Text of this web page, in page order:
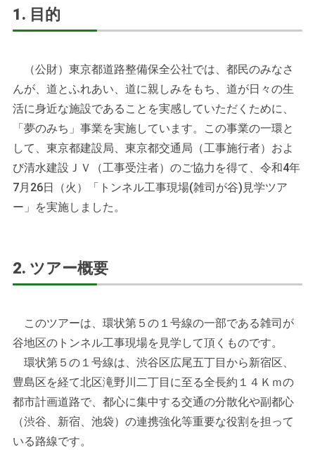
1. 目的
（公財）東京都道路整備保全公社では、都民のみなさ
んが、道とふれあい、道に親しみをもち、道が日々の生
活に身近な施設であることを実感していただくために、
「夢のみち」事業を実施しています。この事業の一環と
して、東京都建設局、東京都交通局（工事施行者）およ
び清水建設ＪＶ（工事受注者）のご協力を得て、令和4年
7月26日（火）「トンネル工事現場(雑司が谷)見学ツア
ー」を実施しました。
2. ツアー概要
このツアーは、環状第５の１号線の一部である雑司が
谷地区のトンネル工事現場を見学して頂くものです。
環状第５の１号線は、渋谷区広尾五丁目から新宿区、
豊島区を経て北区滝野川二丁目に至る全長約１４Ｋｍの
都市計画道路で、都心に集中する交通の分散化や副都心
（渋谷、新宿、池袋）の連携強化等重要な役割を担って
いる路線です。